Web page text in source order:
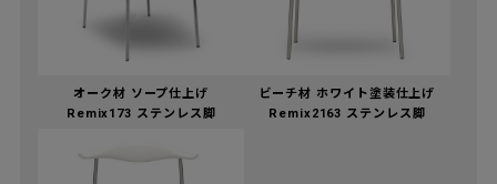
オーク材 ソープ仕上げ
Remix173 ステンレス脚
ビーチ材 ホワイト塗装仕上げ
Remix2163 ステンレス脚